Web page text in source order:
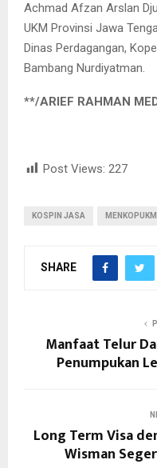
Achmad Afzan Arslan
UKM Provinsi Jawa
Dinas Perdagangan,
Bambang Nurdiyatman.
**/ARIEF RAHMAN
Post Views: 227
KOSPIN JASA MENKOPUKM
SHARE
Manfaat Telur
Penumpukan
Long Term Visa
Wisman